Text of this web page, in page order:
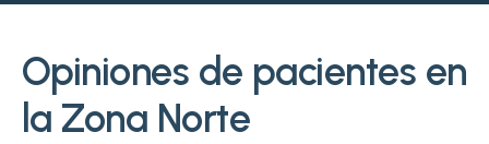
Opiniones de pacientes en
la Zona Norte